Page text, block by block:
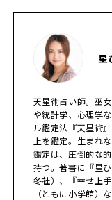
星
天星術占い師。巫
や統計学、心理学
ル鑑定法『天星術
上を鑑定。生まれ
鑑定は、圧倒的な
持つ。著書に『星
冬社）、『幸せ上
（ともに小学館）